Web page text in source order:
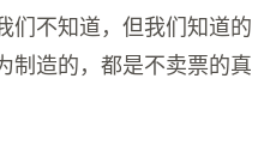
们不知道，但我们知道的
制造的，都是不卖票的真